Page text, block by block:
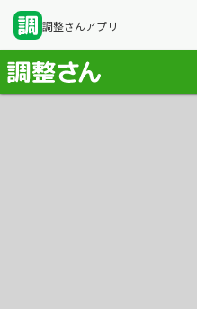
調整さんアプリ